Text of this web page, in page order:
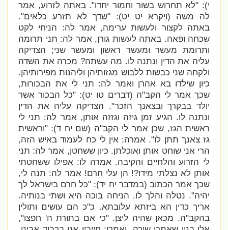
י): "לא תחרוש בשור וחמור יחדו". באתה לזרוע, אמר
לה משה (ויקרא יט יט): "שדך לא תזרע כלאים".
באתה לקצור ולעשות ערימה, אמר לה: הניחי לקט
שכחה ופאה. באתה לעשות גורן, אמר לה: תני תרומה
ותרומת מעשר ומעשר ראשון ומעשר שני; הצדיקה
עליה את הדין ונתנה לו.מה עשתה? מכרה את השדה
ולקחה שני כבשות ללבוש מגזותיהן וליהנות מפירותיהן.
כיון שילדו בא אהרן ואמר לה: תני לי את הבכורות,
שכך אמר לי הקב"ה (דברים טו יט): "כל הבכור אשר
יולד בבקרך ובצאנך הזכר". הצדיקה עליה את הדין
ונתנה לו. הגיע זמן גיזה וגזזה אותן, אמר לה: תני לי
ראשית הגז, שכן אמר לי הקב"ה (שם יח ד): "וראשית
גז צאנך תתן לו". אמרה: אין לי כח לעמוד באיש הזה,
הרי אני שוחטאותן ואוכלתן. כיון ששחטן, אמר לה: תני
לי הזרוע והלחיים והקיבה. אמרה לו: אפילו ששחטתי
אותן לא נצלתי מידו?! הן עלי חרם! אמר לה: תנה לי,
שכך אמר הכתוב (במדבר יח יד): "כל חרם בישראל לך
יהיה". נטלה והלך לו. הניחה בוכה היא ושתי בנותיה.
אריך כדין הא ביזתא עלובתא. כ"כ הם עושים ותולין
בהקב"ה. מכאן שהיה ליצן. "כי אם בתורת ה' חפצו",